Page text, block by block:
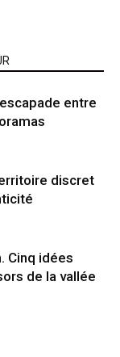
entre
discret
Cinq idées
de la vallée